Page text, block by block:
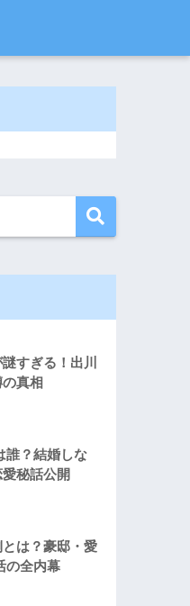
すぎる！出川
真相
誰？結婚しな
秘話公開
は？豪邸・愛
の全内幕